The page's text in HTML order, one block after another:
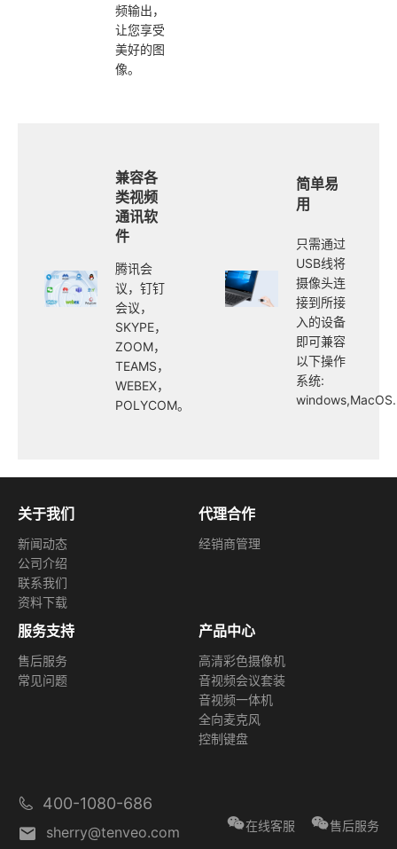
频输出，
让您享受
美好的图
像。
兼容各
类视频
通讯软
件
腾讯会
议，钉钉
会议，
SKYPE，
ZOOM，
TEAMS，
WEBEX，
POLYCOM。
简单易
用
只需通过
USB线将
摄像头连
接到所接
入的设备
即可兼容
以下操作
系统:
关于我们
新闻动态
公司介绍
联系我们
资料下载
代理合作
经销商管理
服务支持
售后服务
常见问题
产品中心
高清彩色摄像机
音视频会议套装
音视频一体机
全向麦克风
控制键盘
400-1080-686
sherry@tenveo.com 在线客服 售后服务